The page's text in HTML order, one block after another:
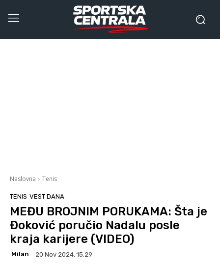
Naslovna Tenis
TENIS VEST DANA
MEĐU BROJNIM PORUKAMA: Šta je
Đoković poručio Nadalu posle
kraja karijere (VIDEO)
Milan 20 Nov 2024. 15:29